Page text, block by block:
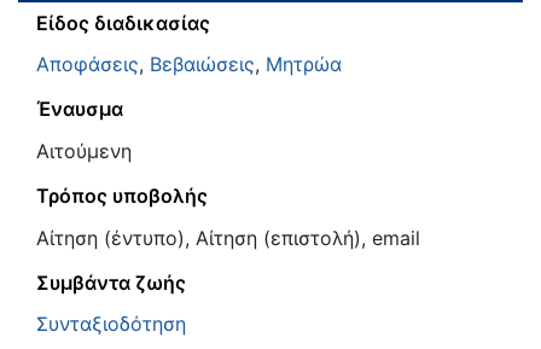
Είδος διαδικασίας
Αποφάσεις, Βεβαιώσεις, Μητρώα
Έναυσμα
Αιτούμενη
Τρόπος υποβολής
Αίτηση (έντυπο), Αίτηση (επιστολή), email
Συμβάντα ζωής
Συνταξιοδότηση